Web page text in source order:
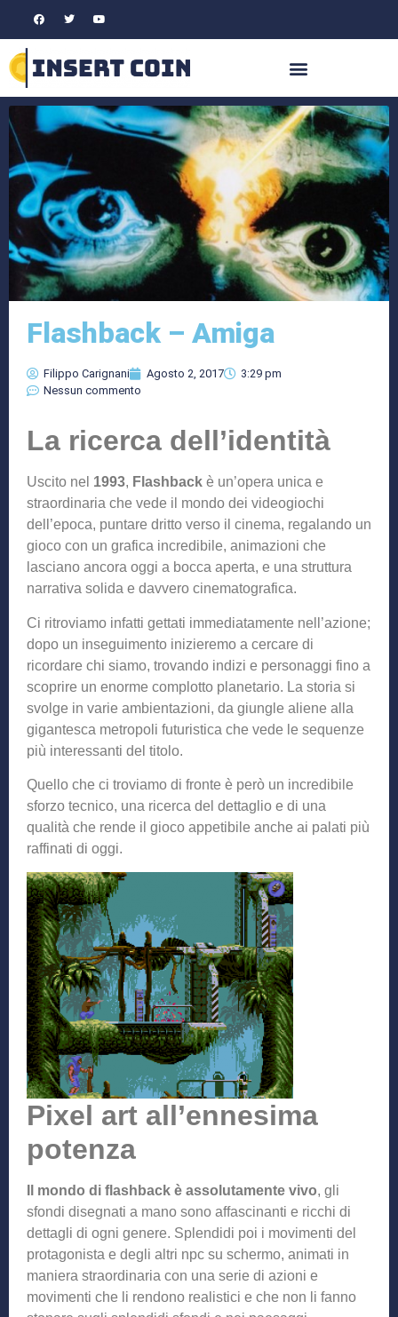
Flashback – Amiga
Filippo Carignani Agosto 2, 2017
3:29 pm
Nessun commento
La ricerca dell’identità
Uscito nel 1993, Flashback è un’opera unica e
straordinaria che vede il mondo dei videogiochi
dell’epoca, puntare dritto verso il cinema, regalando un
gioco con un grafica incredibile, animazioni che
lasciano ancora oggi a bocca aperta, e una struttura
narrativa solida e davvero cinematografica.
Ci ritroviamo infatti gettati immediatamente nell’azione;
dopo un inseguimento inizieremo a cercare di
ricordare chi siamo, trovando indizi e personaggi fino a
scoprire un enorme complotto planetario. La storia si
svolge in varie ambientazioni, da giungle aliene alla
gigantesca metropoli futuristica che vede le sequenze
più interessanti del titolo.
Quello che ci troviamo di fronte è però un incredibile
sforzo tecnico, una ricerca del dettaglio e di una
qualità che rende il gioco appetibile anche ai palati più
raffinati di oggi.
Pixel art all’ennesima
potenza
Il mondo di flashback è assolutamente vivo, gli
sfondi disegnati a mano sono affascinanti e ricchi di
dettagli di ogni genere. Splendidi poi i movimenti del
protagonista e degli altri npc su schermo, animati in
maniera straordinaria con una serie di azioni e
movimenti che li rendono realistici e che non li fanno